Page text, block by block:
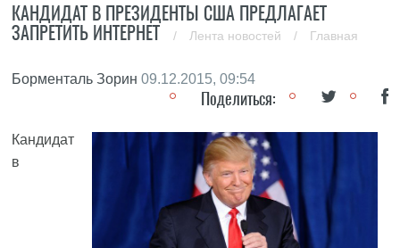
КАНДИДАТ В ПРЕЗИДЕНТЫ США ПРЕДЛАГАЕТ
ЗАПРЕТИТЬ ИНТЕРНЕТ
/ Лента новостей / Главная
Борменталь Зорин 09.12.2015, 09:54
Поделиться:
Кандидат
в